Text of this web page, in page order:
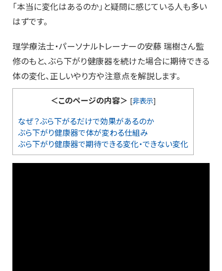
「本当に変化はあるのか」と疑問に感じている人も多い
はずです。
理学療法士・パーソナルトレーナーの安藤 瑞樹さん監
修のもと、ぶら下がり健康器を続けた場合に期待できる
体の変化、正しいやり方や注意点を解説します。
＜このページの内容＞ [非表示]
なぜ？ぶら下がるだけで効果があるのか
ぶら下がり健康器で体が変わる仕組み
ぶら下がり健康器で期待できる変化・できない変化